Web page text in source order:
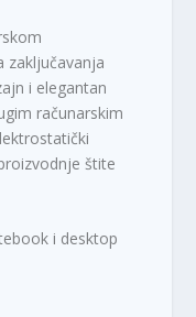
zaključavanja
i elegantan
računarskim
štite
i desktop